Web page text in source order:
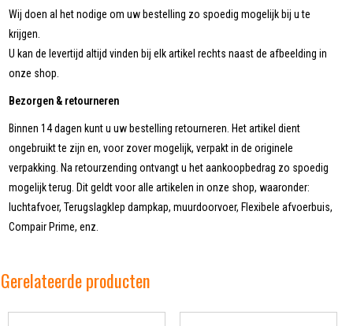
Wij doen al het nodige om uw bestelling zo spoedig mogelijk bij u te
krijgen.
U kan de levertijd altijd vinden bij elk artikel rechts naast de afbeelding in
onze shop.
Bezorgen & retourneren
Binnen 14 dagen kunt u uw bestelling retourneren. Het artikel dient
ongebruikt te zijn en, voor zover mogelijk, verpakt in de originele
verpakking. Na retourzending ontvangt u het aankoopbedrag zo spoedig
mogelijk terug. Dit geldt voor alle artikelen in onze shop, waaronder:
luchtafvoer, Terugslagklep dampkap, muurdoorvoer, Flexibele afvoerbuis,
Compair Prime, enz.
Gerelateerde producten